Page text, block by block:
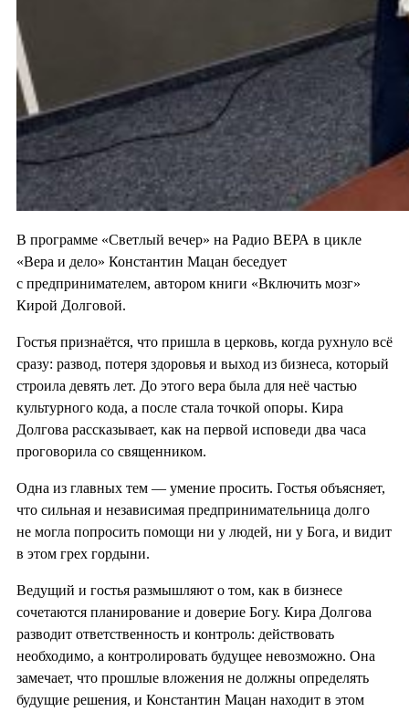
В программе «Светлый вечер» на Радио ВЕРА в цикле
«Вера и дело» Константин Мацан беседует
с предпринимателем, автором книги «Включить мозг»
Кирой Долговой.
Гостья признаётся, что пришла в церковь, когда рухнуло всё
сразу: развод, потеря здоровья и выход из бизнеса, который
строила девять лет. До этого вера была для неё частью
культурного кода, а после стала точкой опоры. Кира
Долгова рассказывает, как на первой исповеди два часа
проговорила со священником.
Одна из главных тем — умение просить. Гостья объясняет,
что сильная и независимая предпринимательница долго
не могла попросить помощи ни у людей, ни у Бога, и видит
в этом грех гордыни.
Ведущий и гостья размышляют о том, как в бизнесе
сочетаются планирование и доверие Богу. Кира Долгова
разводит ответственность и контроль: действовать
необходимо, а контролировать будущее невозможно. Она
замечает, что прошлые вложения не должны определять
будущие решения, и Константин Мацан находит в этом